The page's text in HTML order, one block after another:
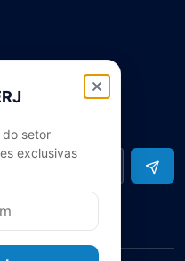
do setor
exclusivas